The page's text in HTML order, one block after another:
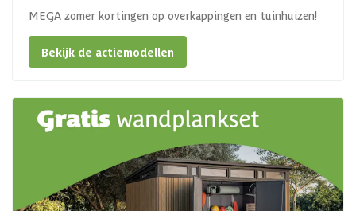
MEGA zomer kortingen op overkappingen en tuinhuizen!
Bekijk de actiemodellen